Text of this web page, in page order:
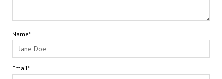
Name*
Email*